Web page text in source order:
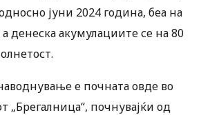
јуни 2024 година, беа на
денеска акумулациите се на 80
е почната овде во
„Брегалница“, почнувајќи од